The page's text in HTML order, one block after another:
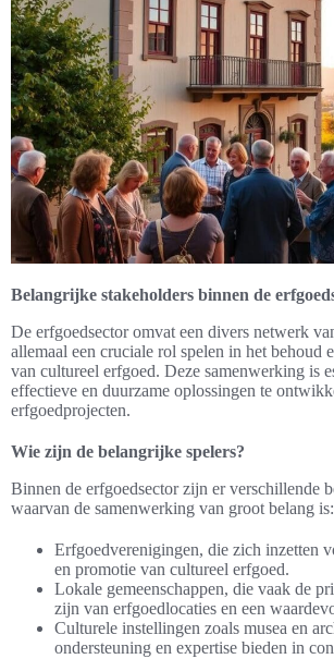
Belangrijke stakeholders binnen de
De erfgoedsector omvat een divers netwerk
allemaal een cruciale rol spelen in het behoud
van cultureel erfgoed. Deze samenwerking is
effectieve en duurzame oplossingen te
erfgoedprojecten.
Wie zijn de belangrijke spelers?
Binnen de erfgoedsector zijn er verschillende
waarvan de samenwerking van groot belang is:
Erfgoedverenigingen, die zich inzetten
en promotie van cultureel erfgoed.
Lokale gemeenschappen, die vaak de
zijn van erfgoedlocaties en een
Culturele instellingen zoals musea en
ondersteuning en expertise bieden in